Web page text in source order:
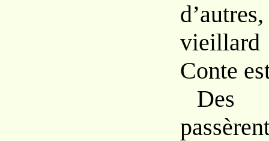
vieillard
Conte